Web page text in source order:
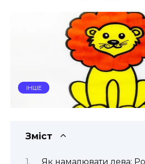
ІНШЕ
Зміст
Як намалювати лева: